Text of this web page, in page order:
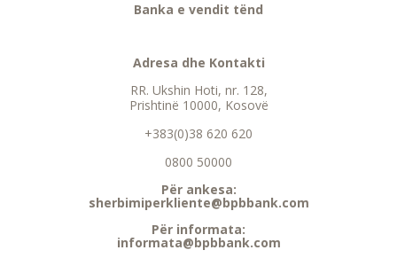
Banka e vendit tënd
Adresa dhe Kontakti
RR. Ukshin Hoti, nr. 128,
Prishtinë 10000, Kosovë
+383(0)38 620 620
0800 50000
Për ankesa:
sherbimiperkliente@bpbbank.com
Për informata:
informata@bpbbank.com